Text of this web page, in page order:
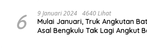
6 9 Januari 2024 4640 Lihat
Mulai Januari, Truk Angkutan
Asal Bengkulu Tak Lagi Angkut